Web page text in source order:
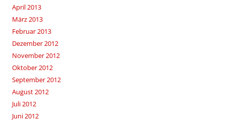
April 2013
März 2013
Februar 2013
Dezember 2012
November 2012
Oktober 2012
September 2012
August 2012
Juli 2012
Juni 2012